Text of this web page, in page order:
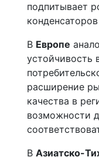
подпитывает
В Европе
устойчивость
расширение
качества в
возможности
В Азиатско-